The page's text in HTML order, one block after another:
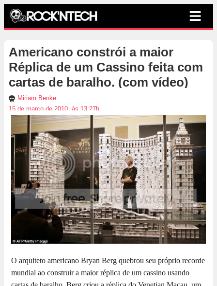
Americano constrói a maior
Réplica de um Cassino feita com
cartas de baralho. (com vídeo)
Miriam Benke
15 de março de 2010, às 13:27h
O arquiteto americano Bryan Berg quebrou seu próprio recorde
mundial ao construir a maior réplica de um cassino usando